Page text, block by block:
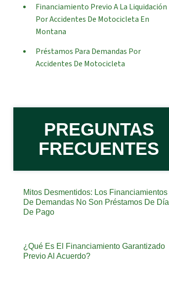
Financiamiento Previo A La Liquidación
Por Accidentes De Motocicleta En
Montana
Préstamos Para Demandas Por
Accidentes De Motocicleta
PREGUNTAS
FRECUENTES
Mitos Desmentidos: Los Financiamientos
De Demandas No Son Préstamos De Día
De Pago
¿Qué Es El Financiamiento Garantizado
Previo Al Acuerdo?